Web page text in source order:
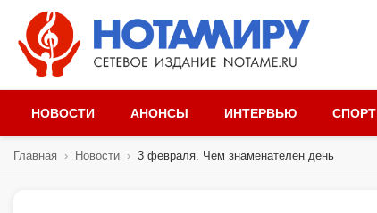
НОВОСТИ АНОНСЫ ИНТЕРВЬЮ СПОРТ
Главная › Новости › 3 февраля. Чем знаменателен день